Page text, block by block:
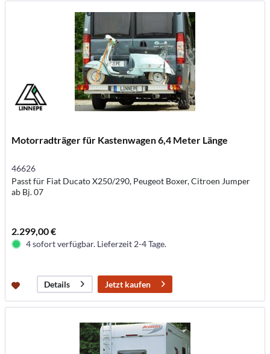
Motorradträger für Kastenwagen 6,4 Meter Länge
46626
Passt für Fiat Ducato X250/290, Peugeot Boxer, Citroen Jumper
ab Bj. 07
2.299,00 €
4 sofort verfügbar. Lieferzeit 2-4 Tage.
Details Jetzt kaufen